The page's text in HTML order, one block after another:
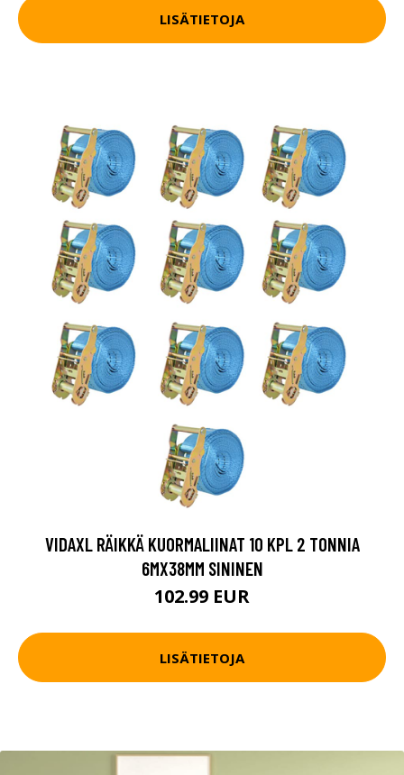
LISÄTIETOJA
VIDAXL RÄIKKÄ KUORMALIINAT 10 KPL 2 TONNIA
6MX38MM SININEN
102.99 EUR
LISÄTIETOJA